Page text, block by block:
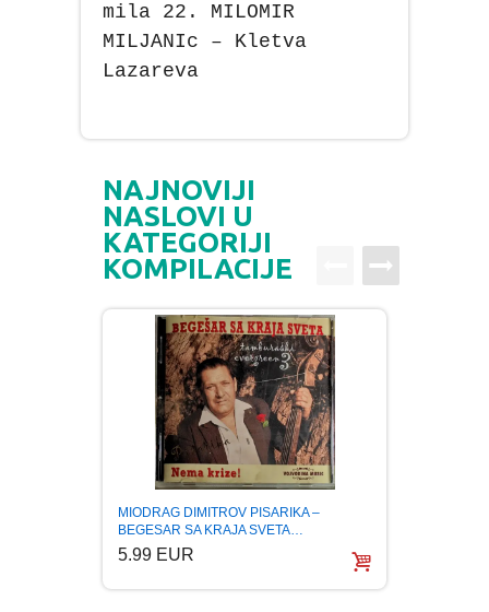
mila 22. MILOMIR
MILJANIc – Kletva
Lazareva
NAJNOVIJI
NASLOVI U
KATEGORIJI
KOMPILACIJE
MIODRAG DIMITROV PISARIKA –
BEGESAR SA KRAJA SVETA…
5.99 EUR